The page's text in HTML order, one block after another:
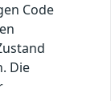
Code
Die